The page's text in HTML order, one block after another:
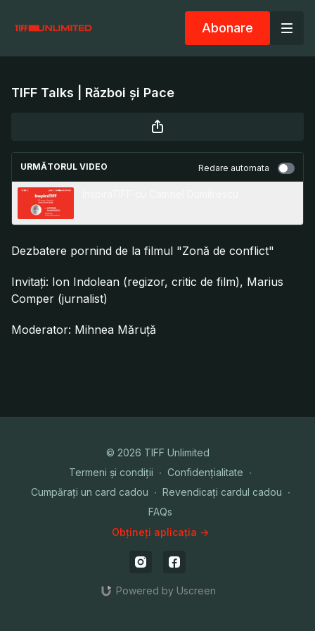
Abonare
TIFF Talks | Război și Pace
URMĂTORUL VIDEO Redare automata
Dezbatere pornind de la filmul "Zonă de conflict"
Invitați: Ion Indolean (regizor, critic de film), Marius
Comper (jurnalist)
Moderator: Mihnea Măruță
© 2026 TIFF Unlimited
Termeni și condiții ∙ Confidențialitate ∙
Cumpărați un card cadou ∙ Revendicați cardul cadou ∙
FAQs
Obțineți aplicația ->
Powered by Uscreen